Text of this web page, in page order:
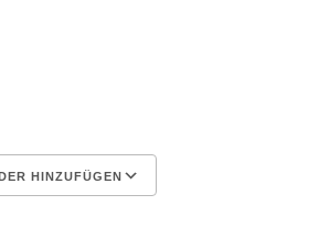
HINZUFÜGEN